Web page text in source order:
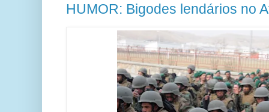
HUMOR: Bigodes lendários no